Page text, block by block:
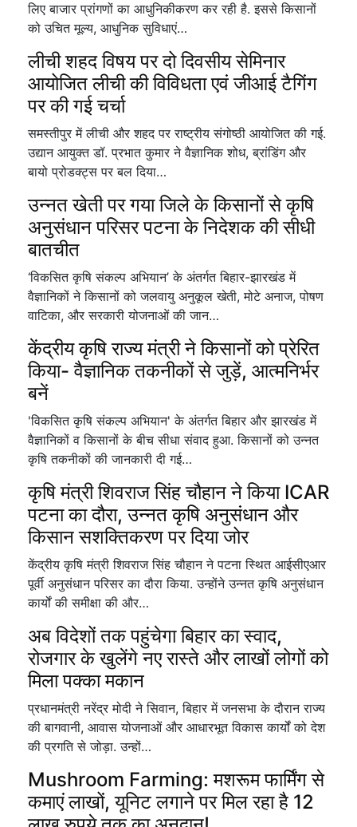
लिए बाजार प्रांगणों का आधुनिकीकरण कर रही है. इससे किसानों
को उचित मूल्य, आधुनिक सुविधाएं…
लीची शहद विषय पर दो दिवसीय सेमिनार
आयोजित लीची की विविधता एवं जीआई टैगिंग
पर की गई चर्चा
समस्तीपुर में लीची और शहद पर राष्ट्रीय संगोष्ठी आयोजित की गई.
उद्यान आयुक्त डॉ. प्रभात कुमार ने वैज्ञानिक शोध, ब्रांडिंग और
बायो प्रोडक्ट्स पर बल दिया…
उन्नत खेती पर गया जिले के किसानों से कृषि
अनुसंधान परिसर पटना के निदेशक की सीधी
बातचीत
‘विकसित कृषि संकल्प अभियान’ के अंतर्गत बिहार-झारखंड में
वैज्ञानिकों ने किसानों को जलवायु अनुकूल खेती, मोटे अनाज, पोषण
वाटिका, और सरकारी योजनाओं की जान…
केंद्रीय कृषि राज्य मंत्री ने किसानों को प्रेरित
किया- वैज्ञानिक तकनीकों से जुड़ें, आत्मनिर्भर
बनें
'विकसित कृषि संकल्प अभियान' के अंतर्गत बिहार और झारखंड में
वैज्ञानिकों व किसानों के बीच सीधा संवाद हुआ. किसानों को उन्नत
कृषि तकनीकों की जानकारी दी गई…
कृषि मंत्री शिवराज सिंह चौहान ने किया ICAR
पटना का दौरा, उन्नत कृषि अनुसंधान और
किसान सशक्तिकरण पर दिया जोर
केंद्रीय कृषि मंत्री शिवराज सिंह चौहान ने पटना स्थित आईसीएआर
पूर्वी अनुसंधान परिसर का दौरा किया. उन्होंने उन्नत कृषि अनुसंधान
कार्यों की समीक्षा की और…
अब विदेशों तक पहुंचेगा बिहार का स्वाद,
रोजगार के खुलेंगे नए रास्ते और लाखों लोगों को
मिला पक्का मकान
प्रधानमंत्री नरेंद्र मोदी ने सिवान, बिहार में जनसभा के दौरान राज्य
की बागवानी, आवास योजनाओं और आधारभूत विकास कार्यों को देश
की प्रगति से जोड़ा. उन्हों…
Mushroom Farming: मशरूम फार्मिंग से
कमाएं लाखों, यूनिट लगाने पर मिल रहा है 12